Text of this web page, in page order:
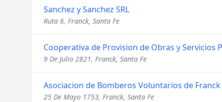
Sanchez y Sanchez SRL
Ruta 6, Franck, Santa Fe
Cooperativa de Provision de Obras y Servicios
9 De Julio 2821, Franck, Santa Fe
Asociacion de Bomberos Voluntarios de Franck
25 De Mayo 1753, Franck, Santa Fe